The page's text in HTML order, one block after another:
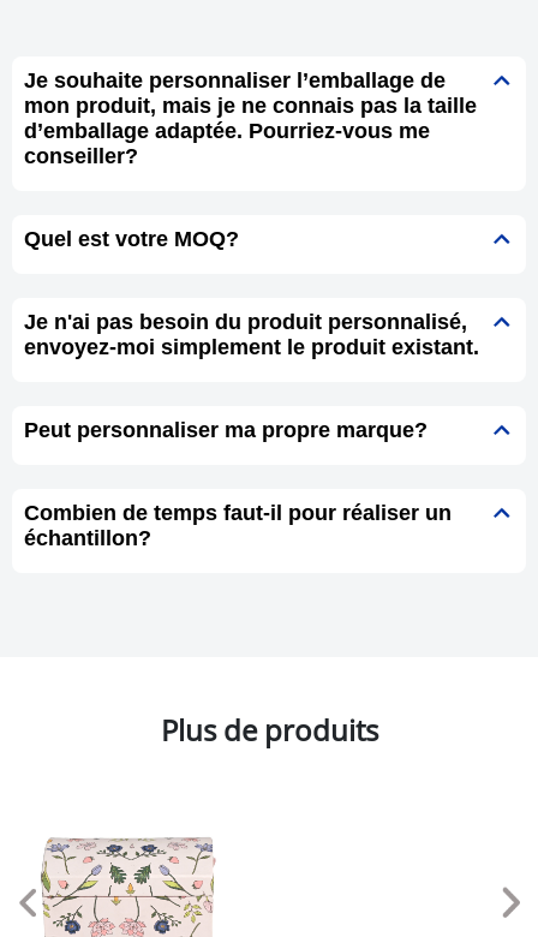
Je souhaite personnaliser l’emballage de
mon produit, mais je ne connais pas la taille
d’emballage adaptée. Pourriez-vous me
conseiller?
Quel est votre MOQ?
Je n'ai pas besoin du produit personnalisé,
envoyez-moi simplement le produit existant.
Peut personnaliser ma propre marque?
Combien de temps faut-il pour réaliser un
échantillon?
Plus de produits